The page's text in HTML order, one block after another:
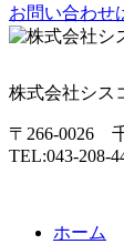
お問い合わせ
株式会社シス
〒266-0026
TEL:043-208-
ホーム